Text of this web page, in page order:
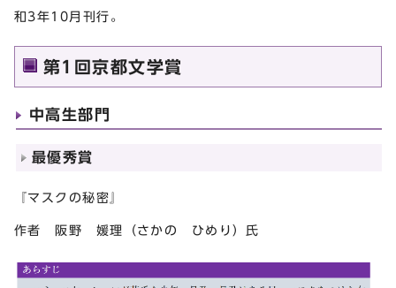
和3年10月刊行。
第1回京都文学賞
中高生部門
最優秀賞
『マスクの秘密』
作者 阪野 媛理（さかの ひめり）氏